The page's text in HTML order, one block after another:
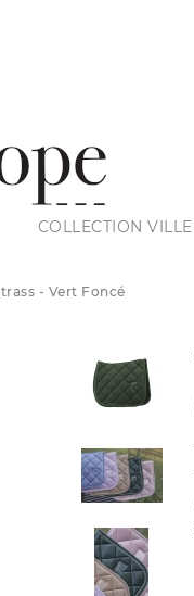
COLLECTION VILLE
- Vert Foncé